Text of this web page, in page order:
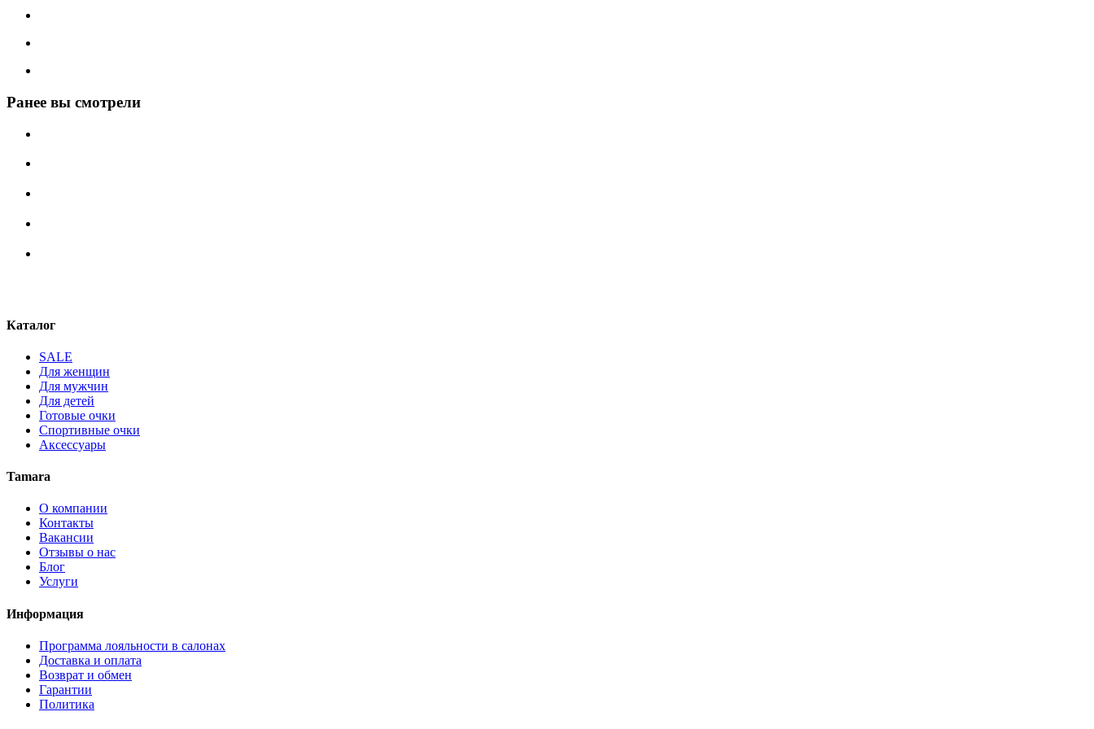
Ранее вы смотрели
Каталог
SALE
Для женщин
Для мужчин
Для детей
Готовые очки
Спортивные очки
Аксессуары
Tamara
О компании
Контакты
Вакансии
Отзывы о нас
Блог
Услуги
Информация
Программа лояльности в салонах
Доставка и оплата
Возврат и обмен
Гарантии
Политика